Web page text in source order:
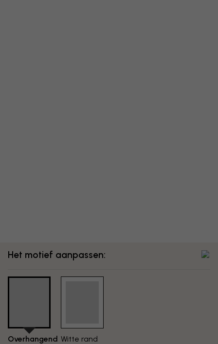
Het motief aanpassen:
Overhangend Witte rand